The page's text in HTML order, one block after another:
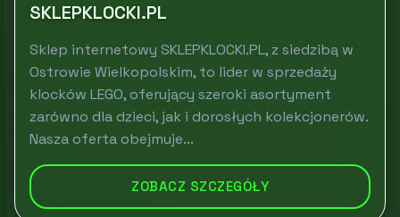
SKLEPKLOCKI.PL
Sklep internetowy SKLEPKLOCKI.PL, z siedzibą w
Ostrowie Wielkopolskim, to lider w sprzedaży
klocków LEGO, oferujący szeroki asortyment
zarówno dla dzieci, jak i dorosłych kolekcjonerów.
Nasza oferta obejmuje...
ZOBACZ SZCZEGÓŁY